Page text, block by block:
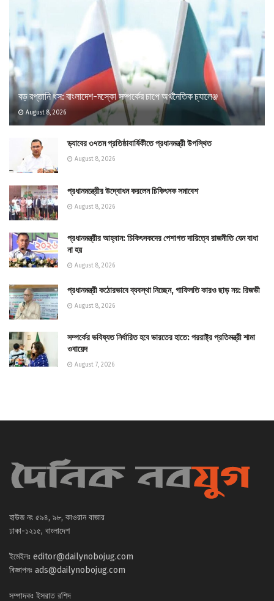
বড় রপ্তানি ধস: বাংলাদেশ-মস্কো সম্পর্কের চাপে অর্থনৈতিক চ্যালেঞ্জ
August 8, 2026
ড্যাবের ৩৭তম প্রতিষ্ঠাবার্ষিকীতে প্রধানমন্ত্রী উপস্থিত
August 8, 2026
প্রধানমন্ত্রীের উদ্বোধন করলেন চিকিৎসক সমাবেশ
August 8, 2026
প্রধানমন্ত্রীর আহ্বান: চিকিৎসকদের পেশাগত দায়িত্বে রাজনীতি যেন বাধা
না হয়
August 8, 2026
প্রধানমন্ত্রী কঠোরভাবে ব্যবস্থা নিচ্ছেন, গাফিলতি কারও ছাড় নয়: রিজভী
August 8, 2026
সম্পর্কের ভবিষ্যত নির্ধারিত হবে ভারতের হাতে: পররাষ্ট্র প্রতিমন্ত্রী শামা
ওবায়েদ
August 7, 2026
হাউজ নং ৫৯৪, ৯৮, কাওরান বাজার
ঢাকা-১২১৫, বাংলাদেশ
ইমেইলঃ editor@dailynobojug.com
বিজ্ঞাপনঃ ads@dailynobojug.com
সম্পাদকঃ ইসরাত রশিদ